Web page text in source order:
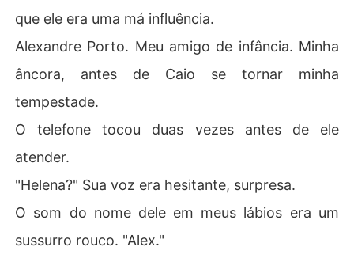
que ele era uma má influência.
Alexandre Porto. Meu amigo de infância. Minha
âncora, antes de Caio se tornar minha
tempestade.
O telefone tocou duas vezes antes de ele
atender.
"Helena?" Sua voz era hesitante, surpresa.
O som do nome dele em meus lábios era um
sussurro rouco. "Alex."